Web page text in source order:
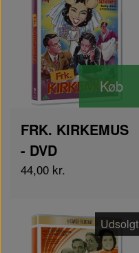
Køb
FRK. KIRKEMUS
- DVD
44,00 kr.
Udsolgt